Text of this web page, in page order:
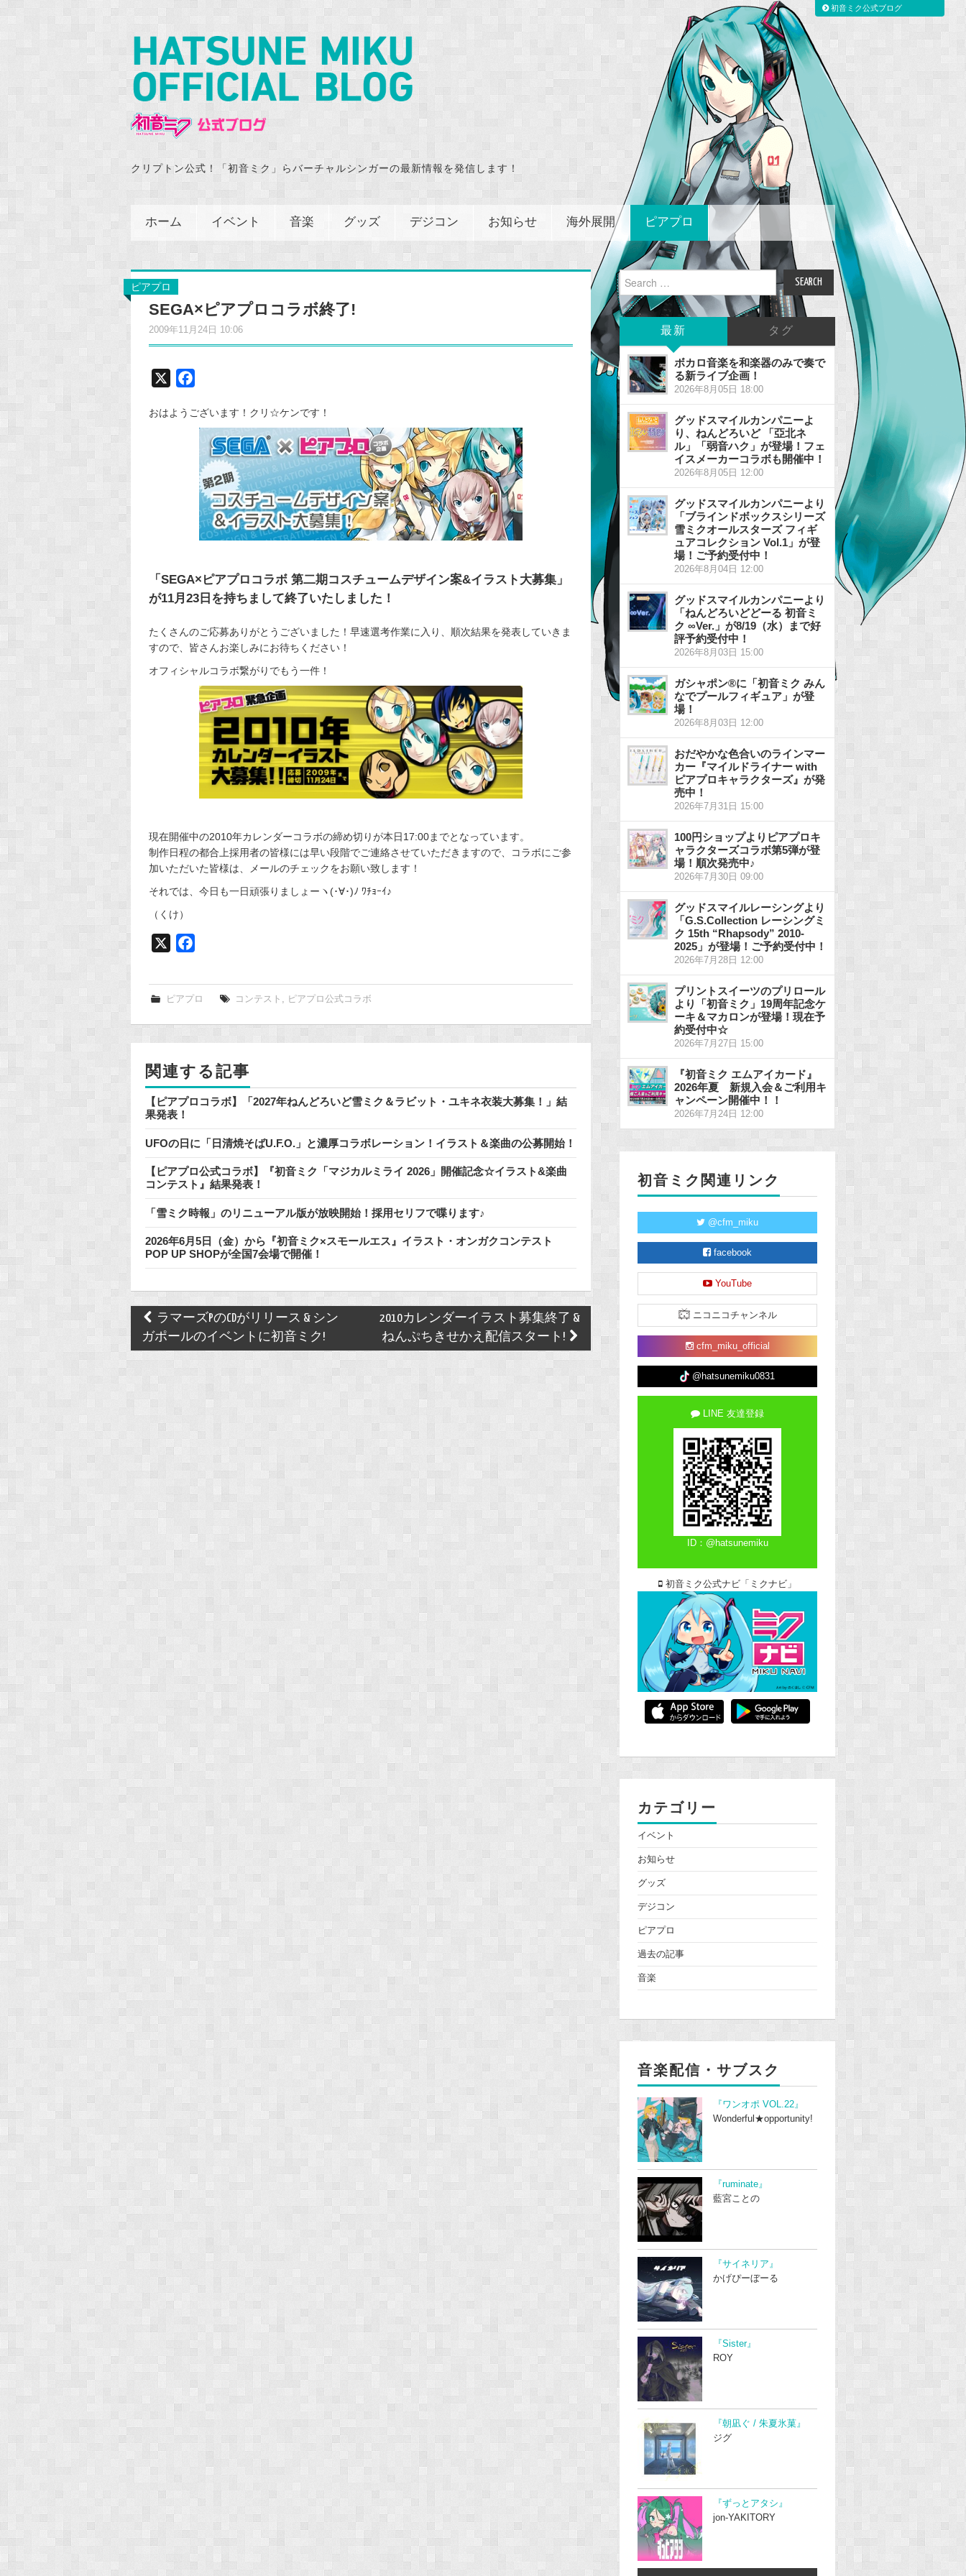
クリプトン公式！「初音ミク」らバーチャルシンガーの最新情報を発信します！
ホーム イベント 音楽 グッズ デジコン お知らせ 海外展開 ピアプロ
ピアプロ
SEGA×ピアプロコラボ終了!
2009年11月24日 10:06
c
o
o
k
おはようございます！クリ☆ケンです！
「SEGA×ピアプロコラボ 第二期コスチュームデザイン案&イラスト大募集」
が11月23日を持ちまして終了いたしました！
たくさんのご応募ありがとうございました！早速選考作業に入り、順次結果を発表していきま
すので、皆さんお楽しみにお待ちください！
オフィシャルコラボ繋がりでもう一件！
現在開催中の2010年カレンダーコラボの締め切りが本日17:00までとなっています。
制作日程の都合上採用者の皆様には早い段階でご連絡させていただきますので、コラボにご参
加いただいた皆様は、メールのチェックをお願い致します！
それでは、今日も一日頑張りましょーヽ(･∀･)ﾉ ﾜﾁｮｰｲ♪
（くけ）
e
k
ピアプロ コンテスト , ピアプロ公式コラボ
関連する記事
【ピアプロコラボ】「2027年ねんどろいど雪ミク＆ラビット・ユキネ衣装大募集！」結
果発表！
UFOの日に「日清焼そばU.F.O.」と濃厚コラボレーション！イラスト＆楽曲の公募開始！
【ピアプロ公式コラボ】『初音ミク「マジカルミライ 2026」開催記念☆イラスト&楽曲
コンテスト』結果発表！
「雪ミク時報」のリニューアル版が放映開始！採用セリフで喋ります♪
2026年6月5日（金）から『初音ミク×スモールエス』イラスト・オンガクコンテスト
POP UP SHOPが全国7会場で開催！
Post
navigation
ラマーズPのCDがリリース & シン
ガポールのイベントに初音ミク!
2010カレンダーイラスト募集終了 &
ねんぷちきせかえ配信スタート!
Search
for:
最新 タグ
ボカロ音楽を和楽器のみで奏で
る新ライブ企画！
2026年8月05日 18:00
グッドスマイルカンパニーよ
り、ねんどろいど 「亞北ネ
ル」「弱音ハク」が登場！フェ
イスメーカーコラボも開催中！
2026年8月05日 12:00
グッドスマイルカンパニーより
「ブラインドボックスシリーズ
雪ミクオールスターズ フィギ
ュアコレクション Vol.1」が登
場！ご予約受付中！
2026年8月04日 12:00
グッドスマイルカンパニーより
「ねんどろいどどーる 初音ミ
ク ∞Ver.」が8/19（水）まで好
評予約受付中！
2026年8月03日 15:00
ガシャポン®に「初音ミク みん
なでプールフィギュア」が登
場！
2026年8月03日 12:00
おだやかな色合いのラインマー
カー『マイルドライナー with
ピアプロキャラクターズ』が発
売中！
2026年7月31日 15:00
100円ショップよりピアプロキ
ャラクターズコラボ第5弾が登
場！順次発売中♪
2026年7月30日 09:00
グッドスマイルレーシングより
「G.S.Collection レーシングミ
ク 15th “Rhapsody” 2010-
2025」が登場！ご予約受付中！
2026年7月28日 12:00
プリントスイーツのプリロール
より「初音ミク」19周年記念ケ
ーキ＆マカロンが登場！現在予
約受付中☆
2026年7月27日 15:00
『初音ミク エムアイカード』
2026年夏 新規入会＆ご利用キ
ャンペーン開催中！！
2026年7月24日 12:00
初音ミク関連リンク
@cfm_miku
facebook
YouTube
ニコニコチャンネル
cfm_miku_official
@hatsunemiku0831
LINE 友達登録
ID：@hatsunemiku
初音ミク公式ナビ「ミクナビ」
カテゴリー
イベント
お知らせ
グッズ
デジコン
ピアプロ
過去の記事
音楽
音楽配信・サブスク
『ワンオポ VOL.22』
Wonderful★opportunity!
『ruminate』
藍宮ことの
『サイネリア』
かげぴーぼーる
『Sister』
ROY
『朝凪ぐ / 朱夏氷菓』
ジグ
『ずっとアタシ』
jon-YAKITORY
初音ミク公式ブログ